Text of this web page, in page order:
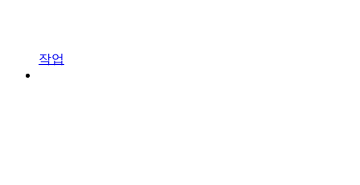
작업